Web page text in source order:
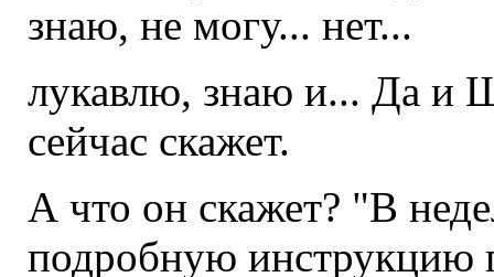
знаю, не могу... нет...
лукавлю, знаю и... Да и
сейчас скажет.
А что он скажет? "В
подробную инструкцию